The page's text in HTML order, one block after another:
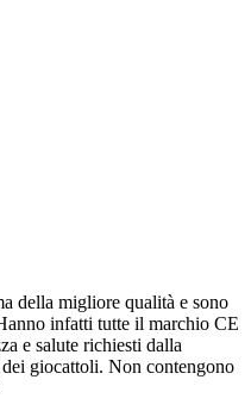
della migliore qualità e sono
infatti tutte il marchio CE
e salute richiesti dalla
giocattoli. Non contengono